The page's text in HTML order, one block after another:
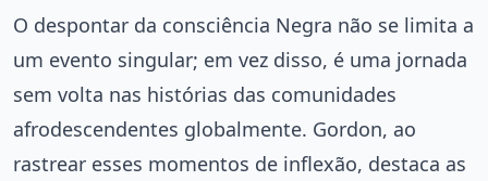
O despontar da consciência Negra não se limita a
um evento singular; em vez disso, é uma jornada
sem volta nas histórias das comunidades
afrodescendentes globalmente. Gordon, ao
rastrear esses momentos de inflexão, destaca as